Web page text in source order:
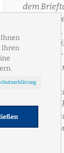
dem
noch
Glück,
sind sie
bei Opel
entstand
aufgrund
letzten
Region